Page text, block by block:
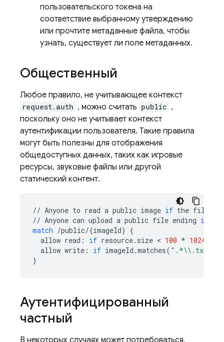
пользовательского токена на
соответствие выбранному утверждению
или прочтите метаданные файла, чтобы
узнать, существует ли поле метаданных.
Общественный
Любое правило, не учитывающее контекст
request.auth , можно считать public ,
поскольку оно не учитывает контекст
аутентификации пользователя. Такие правила
могут быть полезны для отображения
общедоступных данных, таких как игровые
ресурсы, звуковые файлы или другой
статический контент.
// Anyone to read a public image if the file
// Anyone can upload a public file ending in
match /public/{imageId} {
allow read : if resource. size < 100 * 1024
allow write : if imageId .matches( ".*\\ .txt"
}
Аутентифицированный
частный
В некоторых случаях может потребоваться,